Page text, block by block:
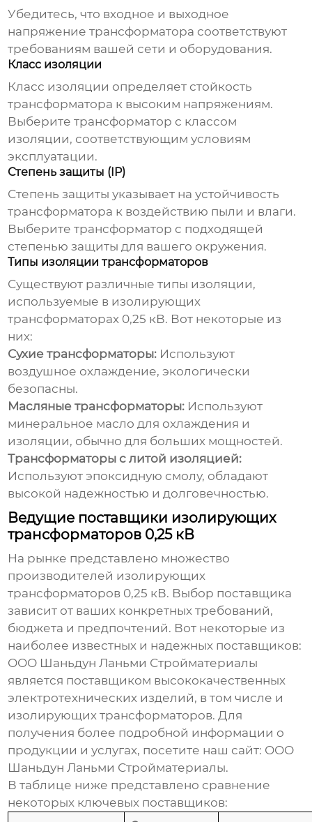
Убедитесь, что входное и выходное
напряжение трансформатора соответствуют
требованиям вашей сети и оборудования.
Класс изоляции
Класс изоляции определяет стойкость
трансформатора к высоким напряжениям.
Выберите трансформатор с классом
изоляции, соответствующим условиям
эксплуатации.
Степень защиты (IP)
Степень защиты указывает на устойчивость
трансформатора к воздействию пыли и влаги.
Выберите трансформатор с подходящей
степенью защиты для вашего окружения.
Типы изоляции трансформаторов
Существуют различные типы изоляции,
используемые в изолирующих
трансформаторах 0,25 кВ. Вот некоторые из
них:
Сухие трансформаторы: Используют
воздушное охлаждение, экологически
безопасны.
Масляные трансформаторы: Используют
минеральное масло для охлаждения и
изоляции, обычно для больших мощностей.
Трансформаторы с литой изоляцией:
Используют эпоксидную смолу, обладают
высокой надежностью и долговечностью.
Ведущие поставщики изолирующих
трансформаторов 0,25 кВ
На рынке представлено множество
производителей изолирующих
трансформаторов 0,25 кВ. Выбор поставщика
зависит от ваших конкретных требований,
бюджета и предпочтений. Вот некоторые из
наиболее известных и надежных поставщиков:
ООО Шаньдун Ланьми Стройматериалы
является поставщиком высококачественных
электротехнических изделий, в том числе и
изолирующих трансформаторов. Для
получения более подробной информации о
продукции и услугах, посетите наш сайт: ООО
Шаньдун Ланьми Стройматериалы.
В таблице ниже представлено сравнение
некоторых ключевых поставщиков: